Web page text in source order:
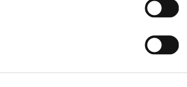
liv har Marie Torp Christensen stor
interessevaretagelse og